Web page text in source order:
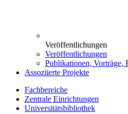
Veröffentlichungen
Veröffentlichungen
Publikationen, Vorträge,
Assoziierte Projekte
Fachbereiche
Zentrale Einrichtungen
Universitätsbibliothek